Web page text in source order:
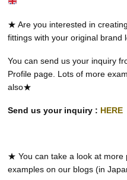
★ Are you interested in
fittings with your original brand
You can send us your inquiry
Profile page. Lots of more
also★
Send us your inquiry : HERE
★ You can take a look at more
examples on our blogs (in